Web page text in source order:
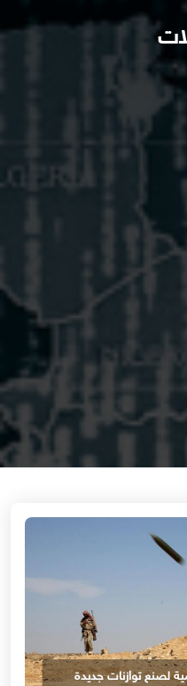
لصنع توازنات جديدة